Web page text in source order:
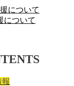
について
について